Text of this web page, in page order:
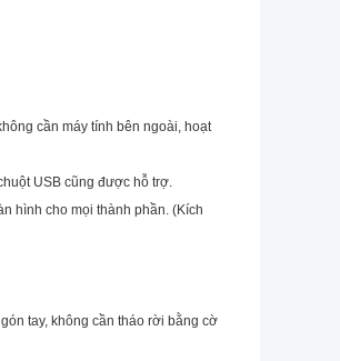
cần máy tính bên ngoài, hoạt
USB cũng được hỗ trợ.
hình cho mọi thành phần. (Kích
tay, không cần tháo rời bằng cờ